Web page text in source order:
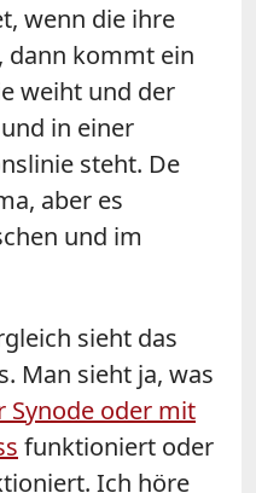
wenn die ihre
dann kommt ein
weiht und der
in einer
steht. De
aber es
und im
sieht das
Man sieht ja, was
Synode oder mit
funktioniert oder
Ich höre